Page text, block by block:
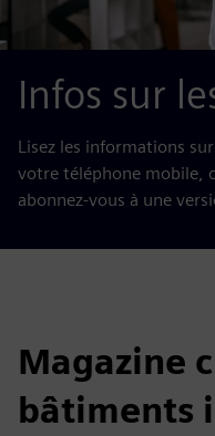
Infos sur
Lisez les informations
votre téléphone mobile,
abonnez-vous à une
Magazine
bâtiments